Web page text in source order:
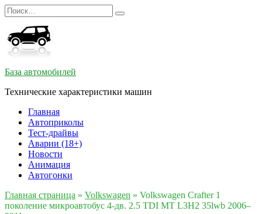
Перейти
к
содержанию
Search
for:
База автомобилей
Технические характеристики машин
Главная
Автоприколы
Тест-драйвы
Аварии (18+)
Новости
Анимация
Автогонки
Главная страница » Volkswagen » Volkswagen Crafter 1
поколение микроавтобус 4-дв. 2.5 TDI MT L3H2 35lwb 2006–